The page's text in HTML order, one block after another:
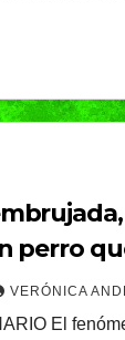
perro
VERÓNICA
El
DEPORTES